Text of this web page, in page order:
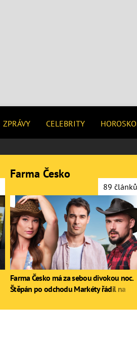
ZPRÁVY CELEBRITY
Farma Česko
89 článků
Farma Česko má za sebou divokou noc.
Štěpán po odchodu Markéty řádil na